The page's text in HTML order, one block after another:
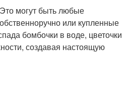
могут быть любые
или купленные
бомбочки в воде, цветочки
создавая настоящую